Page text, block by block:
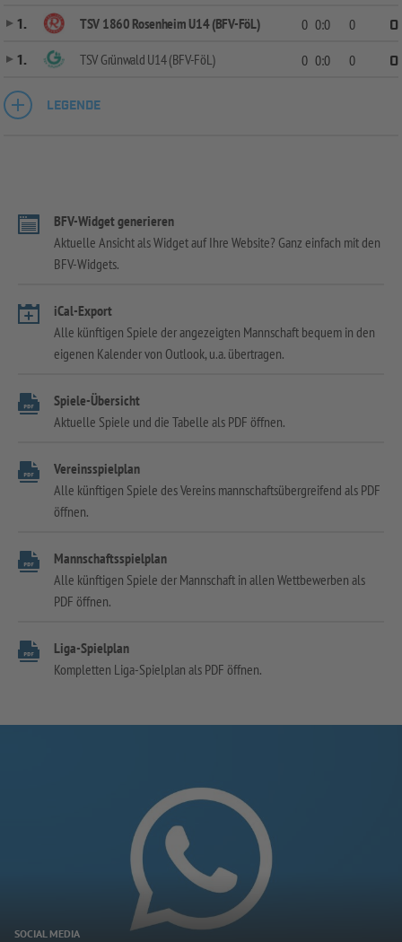
1.
TSV 1860 Rosenheim U14 (BFV-FöL) 0 0:0 0
0
1.
TSV Grünwald U14 (BFV-FöL) 0 0:0 0 0
LEGENDE
BFV-Widget generieren
Aktuelle Ansicht als Widget auf Ihre Website? Ganz einfach mit den
BFV-Widgets.
iCal-Export
Alle künftigen Spiele der angezeigten Mannschaft bequem in den
eigenen Kalender von Outlook, u.a. übertragen.
Spiele-Übersicht
Aktuelle Spiele und die Tabelle als PDF öffnen.
Vereinsspielplan
Alle künftigen Spiele des Vereins mannschaftsübergreifend als PDF
öffnen.
Mannschaftsspielplan
Alle künftigen Spiele der Mannschaft in allen Wettbewerben als
PDF öffnen.
Liga-Spielplan
Kompletten Liga-Spielplan als PDF öffnen.
SOCIAL MEDIA